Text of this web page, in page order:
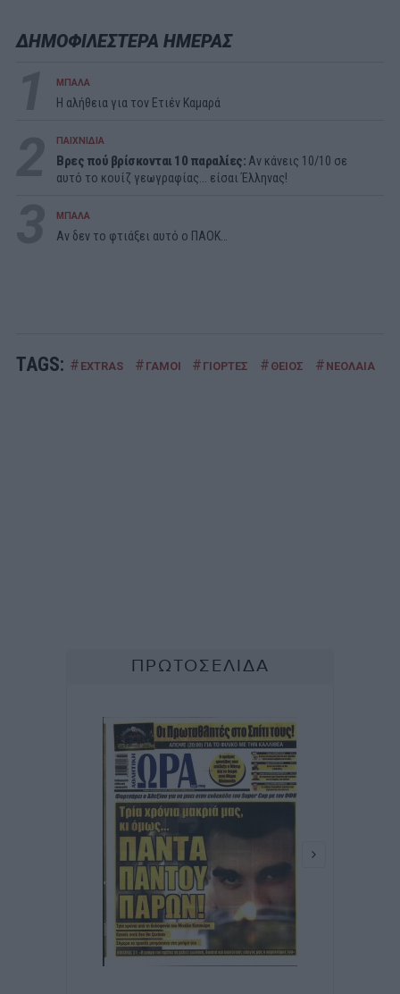
ΔΗΜΟΦΙΛΕΣΤΕΡΑ ΗΜΕΡΑΣ
ΜΠΑΛΑ
Η αλήθεια για τον Ετιέν Καμαρά
ΠΑΙΧΝΙΔΙΑ
Βρες πού βρίσκονται 10 παραλίες: Αν κάνεις 10/10 σε
αυτό το κουίζ γεωγραφίας... είσαι Έλληνας!
ΜΠΑΛΑ
Αν δεν το φτιάξει αυτό ο ΠΑΟΚ…
TAGS: # EXTRAS # ΓΑΜΟΙ # ΓΙΟΡΤΕΣ # ΘΕΙΟΣ # ΝΕΟΛΑΙΑ